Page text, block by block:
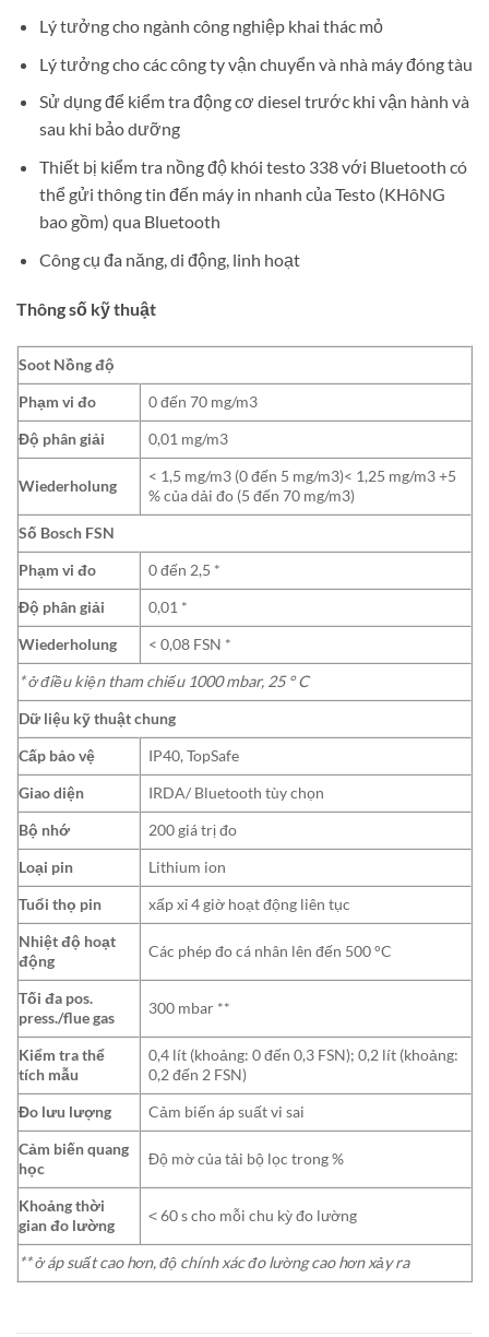
Lý tưởng cho ngành công nghiệp khai thác mỏ
Lý tưởng cho các công ty vận chuyển và nhà máy đóng tàu
Sử dụng để kiểm tra động cơ diesel trước khi vận hành và
sau khi bảo dưỡng
Thiết bị kiểm tra nồng độ khói testo 338 với Bluetooth có
thể gửi thông tin đến máy in nhanh của Testo (KHôNG
bao gồm) qua Bluetooth
Công cụ đa năng, di động, linh hoạt
Thông số kỹ thuật
Soot Nồng độ
Phạm vi đo
0 đến 70 mg/m3
Độ phân giải
0,01 mg/m3
Wiederholung
< 1,5 mg/m3 (0 đến 5 mg/m3)< 1,25 mg/m3 +5
% của dải đo (5 đến 70 mg/m3)
Số Bosch FSN
Phạm vi đo
0 đến 2,5 *
Độ phân giải
0,01 *
Wiederholung
< 0,08 FSN *
* ở điều kiện tham chiếu 1000 mbar, 25 ° C
Dữ liệu kỹ thuật chung
Cấp bảo vệ
IP40, TopSafe
Giao diện
IRDA/ Bluetooth tùy chọn
Bộ nhớ
200 giá trị đo
Loại pin
Lithium ion
Tuổi thọ pin
xấp xỉ 4 giờ hoạt động liên tục
Nhiệt độ hoạt
động
Các phép đo cá nhân lên đến 500 °C
Tối đa pos.
press./flue gas
300 mbar **
Kiểm tra thể
tích mẫu
0,4 lít (khoảng: 0 đến 0,3 FSN); 0,2 lít (khoảng:
0,2 đến 2 FSN)
Đo lưu lượng
Cảm biến áp suất vi sai
Cảm biến quang
học
Độ mờ của tải bộ lọc trong %
Khoảng thời
gian đo lường
˂ 60 s cho mỗi chu kỳ đo lường
** ở áp suất cao hơn, độ chính xác đo lường cao hơn xảy ra